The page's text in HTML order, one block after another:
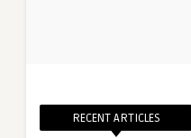
RECENT ARTICLES